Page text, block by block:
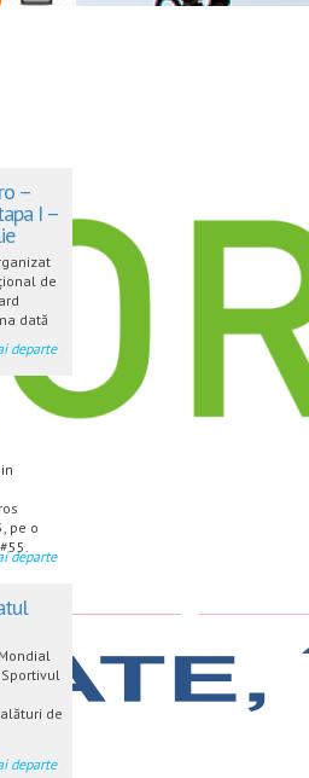
–
I –
de
dată
departe
pe o
departe
Sportivul
de
departe